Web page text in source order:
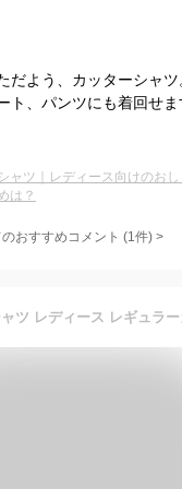
だよう、カッターシャ
ト、パンツにも着回せ
ャツ｜レディース向けのお
は？
おすすめコメント (1件) >